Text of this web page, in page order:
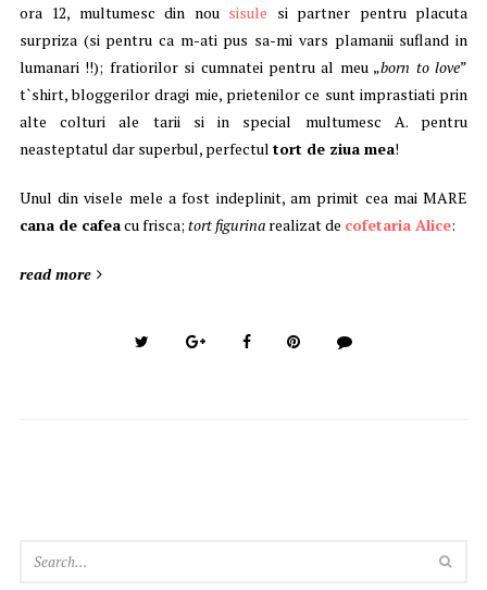
ora 12, multumesc din nou sisule si partner pentru placuta
surpriza (si pentru ca m-ati pus sa-mi vars plamanii sufland in
lumanari !!); fratiorilor si cumnatei pentru al meu „born to love”
t`shirt, bloggerilor dragi mie, prietenilor ce sunt imprastiati prin
alte colturi ale tarii si in special multumesc A. pentru
neasteptatul dar superbul, perfectul tort de ziua mea!
Unul din visele mele a fost indeplinit, am primit cea mai MARE
cana de cafeacu frisca; tort figurinarealizat de cofetaria Alice:
read more